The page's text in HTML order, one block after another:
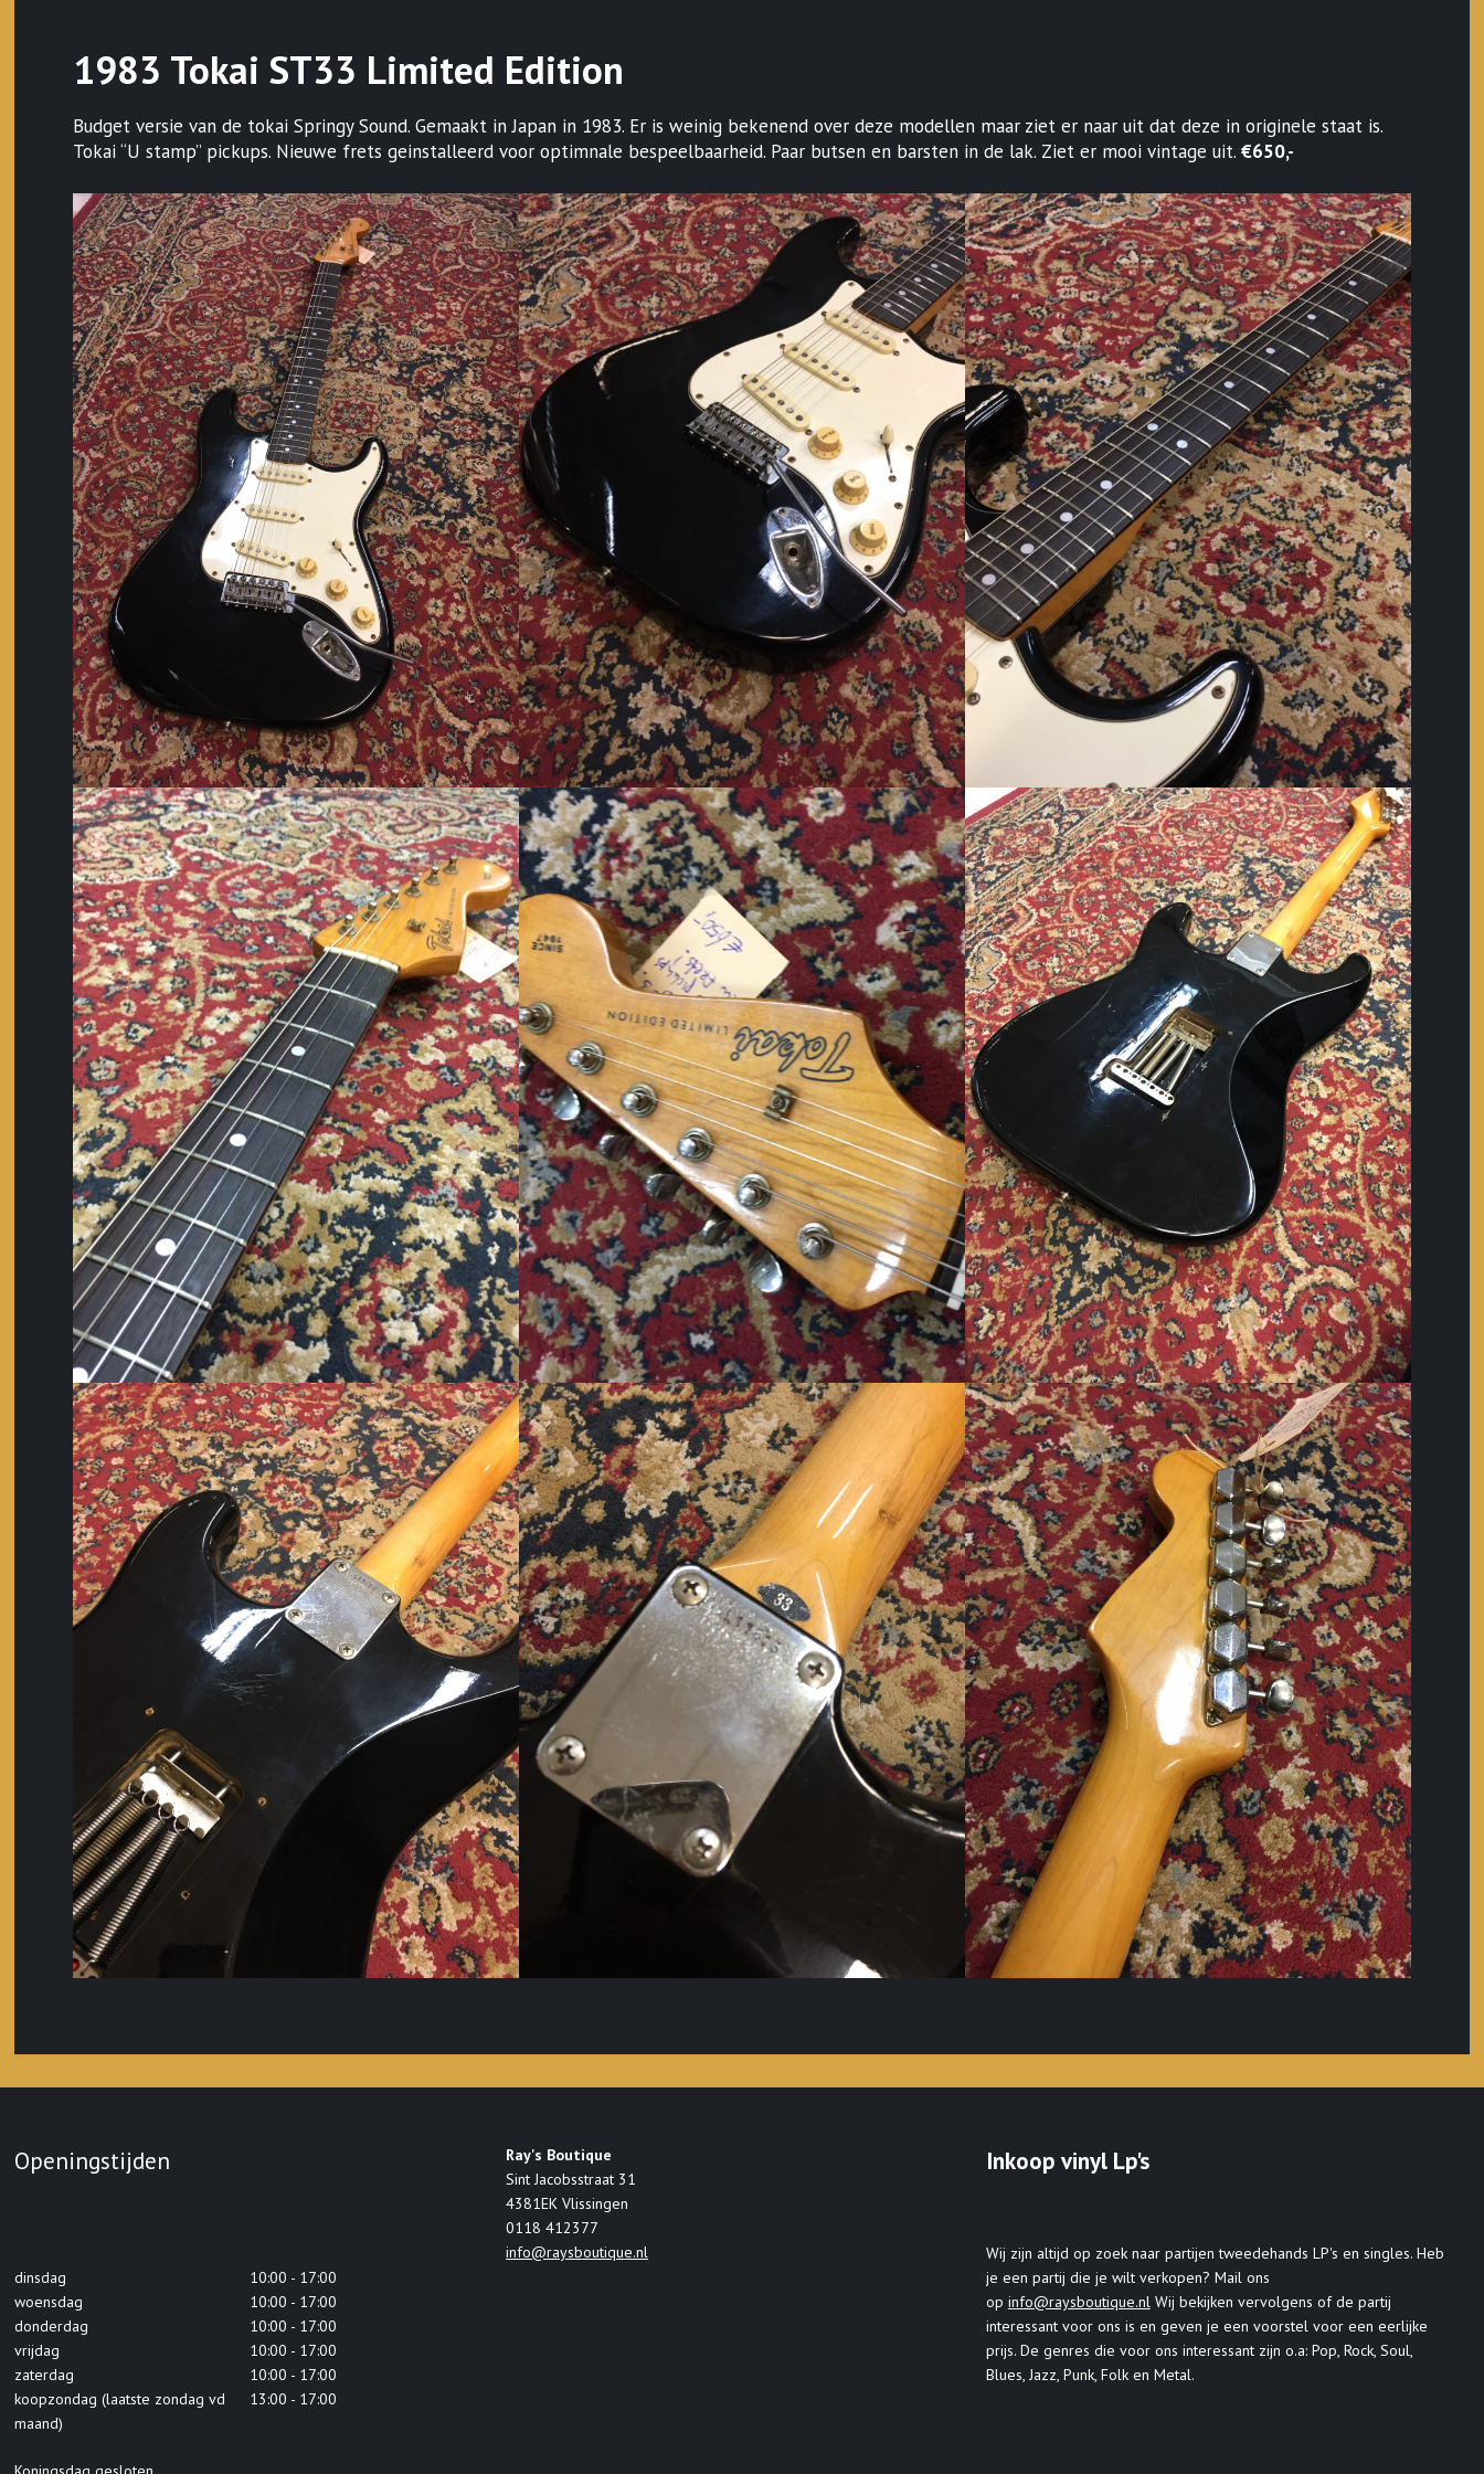
1983 Tokai ST33 Limited Edition
Budget versie van de tokai Springy Sound. Gemaakt in Japan in 1983. Er is weinig bekenend over deze modellen maar ziet er naar uit dat deze in originele staat is.
Tokai “U stamp” pickups. Nieuwe frets geinstalleerd voor optimnale bespeelbaarheid. Paar butsen en barsten in de lak. Ziet er mooi vintage uit.€650,-
Openingstijden
dinsdag
woensdag
donderdag
vrijdag
zaterdag
koopzondag (laatste zondag vd
maand)
10:00 - 17:00
10:00 - 17:00
10:00 - 17:00
10:00 - 17:00
10:00 - 17:00
13:00 - 17:00
Ray's Boutique
Sint Jacobsstraat 31
4381EK Vlissingen
0118 412377
info@raysboutique.nl
Inkoop vinyl Lp's
Wij zijn altijd op zoek naar partijen tweedehands LP's en singles. Heb
je een partij die je wilt verkopen? Mail ons
op info@raysboutique.nlWij bekijken vervolgens of de partij
interessant voor ons is en geven je een voorstel voor een eerlijke
prijs. De genres die voor ons interessant zijn o.a: Pop, Rock, Soul,
Blues, Jazz, Punk, Folk en Metal.